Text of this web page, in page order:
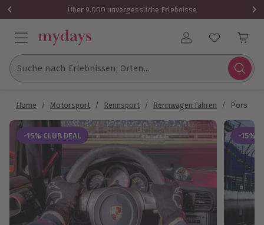
Über 9.000 unvergessliche Erlebnisse
Benutzerkonto
Suche nach Erlebnissen, Orten...
Home / Motorsport / Rennsport / Rennwagen fahren / Porsche
-15% CLUB DEAL -15%